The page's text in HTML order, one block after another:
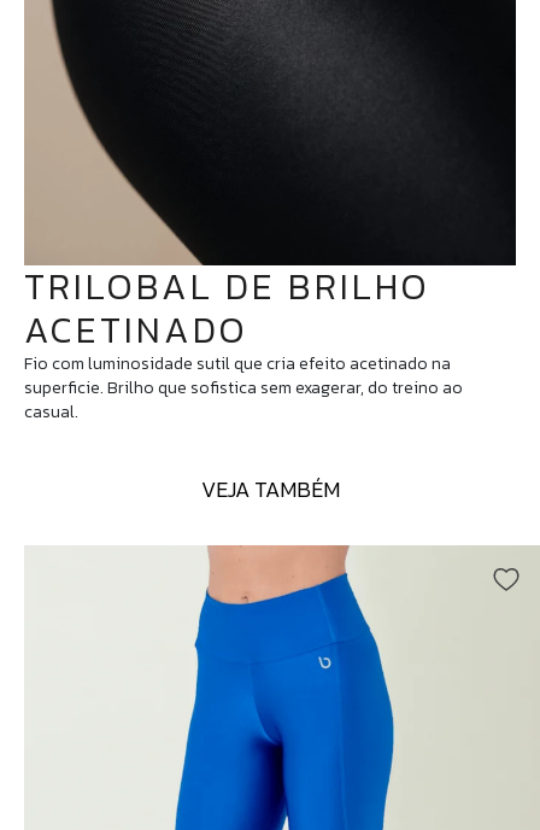
TRILOBAL DE BRILHO
ACETINADO
Fio com luminosidade sutil que cria efeito acetinado na
superficie. Brilho que sofistica sem exagerar, do treino ao
casual.
VEJA TAMBÉM